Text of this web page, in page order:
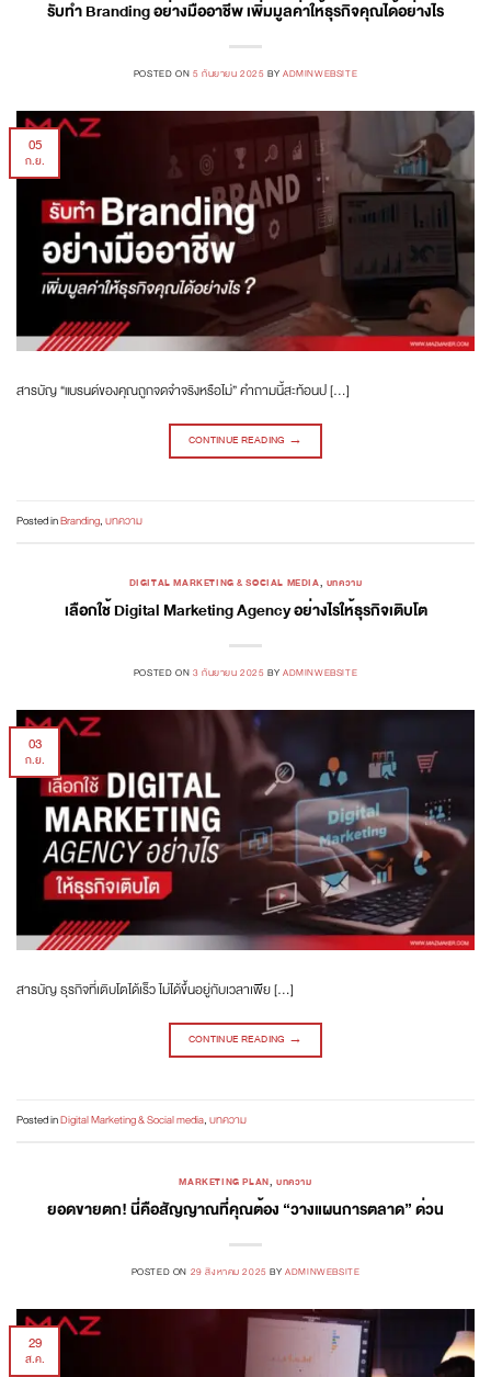
รับทำ Branding อย่างมืออาชีพ เพิ่มมูลค่าให้ธุรกิจคุณได้อย่างไร
POSTED ON 5 กันยายน 2025 BY ADMINWEBSITE
05
ก.ย.
สารบัญ “แบรนด์ของคุณถูกจดจำจริงหรือไม่” คำถามนี้สะท้อนป […]
CONTINUE READING →
Posted inBranding,บทความ
DIGITAL MARKETING & SOCIAL MEDIA, บทความ
เลือกใช้ Digital Marketing Agency อย่างไรให้ธุรกิจเติบโต
POSTED ON 3 กันยายน 2025 BY ADMINWEBSITE
03
ก.ย.
สารบัญ ธุรกิจที่เติบโตได้เร็ว ไม่ได้ขึ้นอยู่กับเวลาเพีย […]
CONTINUE READING →
Posted inDigital Marketing & Social media,บทความ
MARKETING PLAN, บทความ
ยอดขายตก! นี่คือสัญญาณที่คุณต้อง “วางแผนการตลาด” ด่วน
POSTED ON 29 สิงหาคม 2025 BYADMINWEBSITE
29
ส.ค.